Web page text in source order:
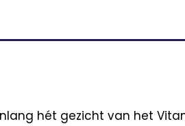
hét gezicht van het